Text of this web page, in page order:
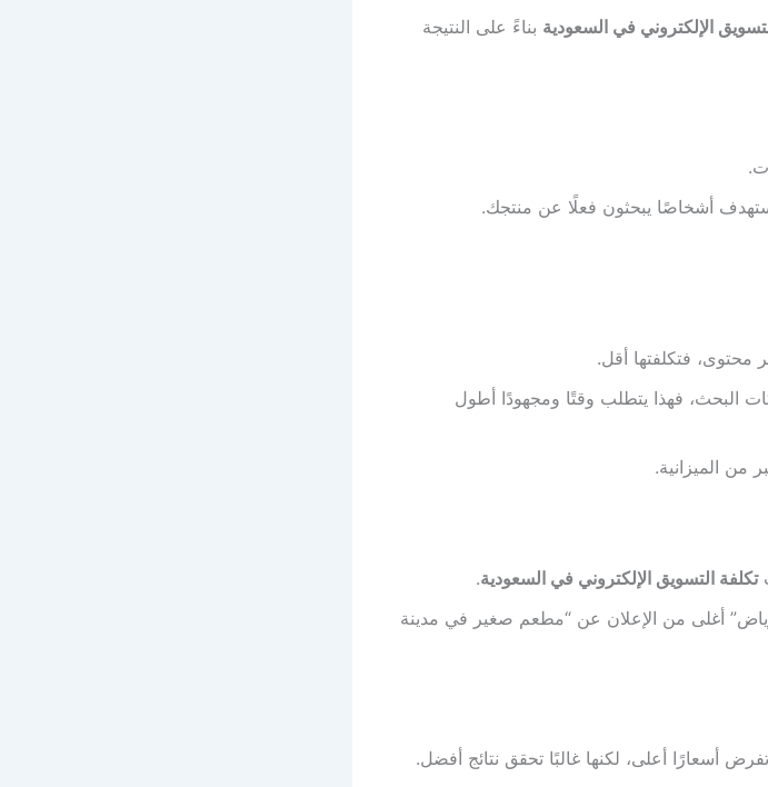
الإلكتروني في السعودية بناءً على النتيجة
أشخاصًا يبحثون فعلًا عن منتجك.
محتوى، فتكلفتها أقل.
البحث، فهذا يتطلب وقتًا ومجهودًا أطول
من الميزانية.
تكلفة التسويق الإلكتروني في السعودية.
أغلى من الإعلان عن “مطعم صغير في مدينة
أسعارًا أعلى، لكنها غالبًا تحقق نتائج أفضل.